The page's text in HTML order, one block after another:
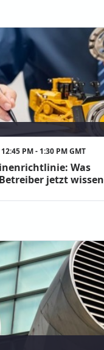
PM - 1:30 PM GMT
Was
jetzt wissen